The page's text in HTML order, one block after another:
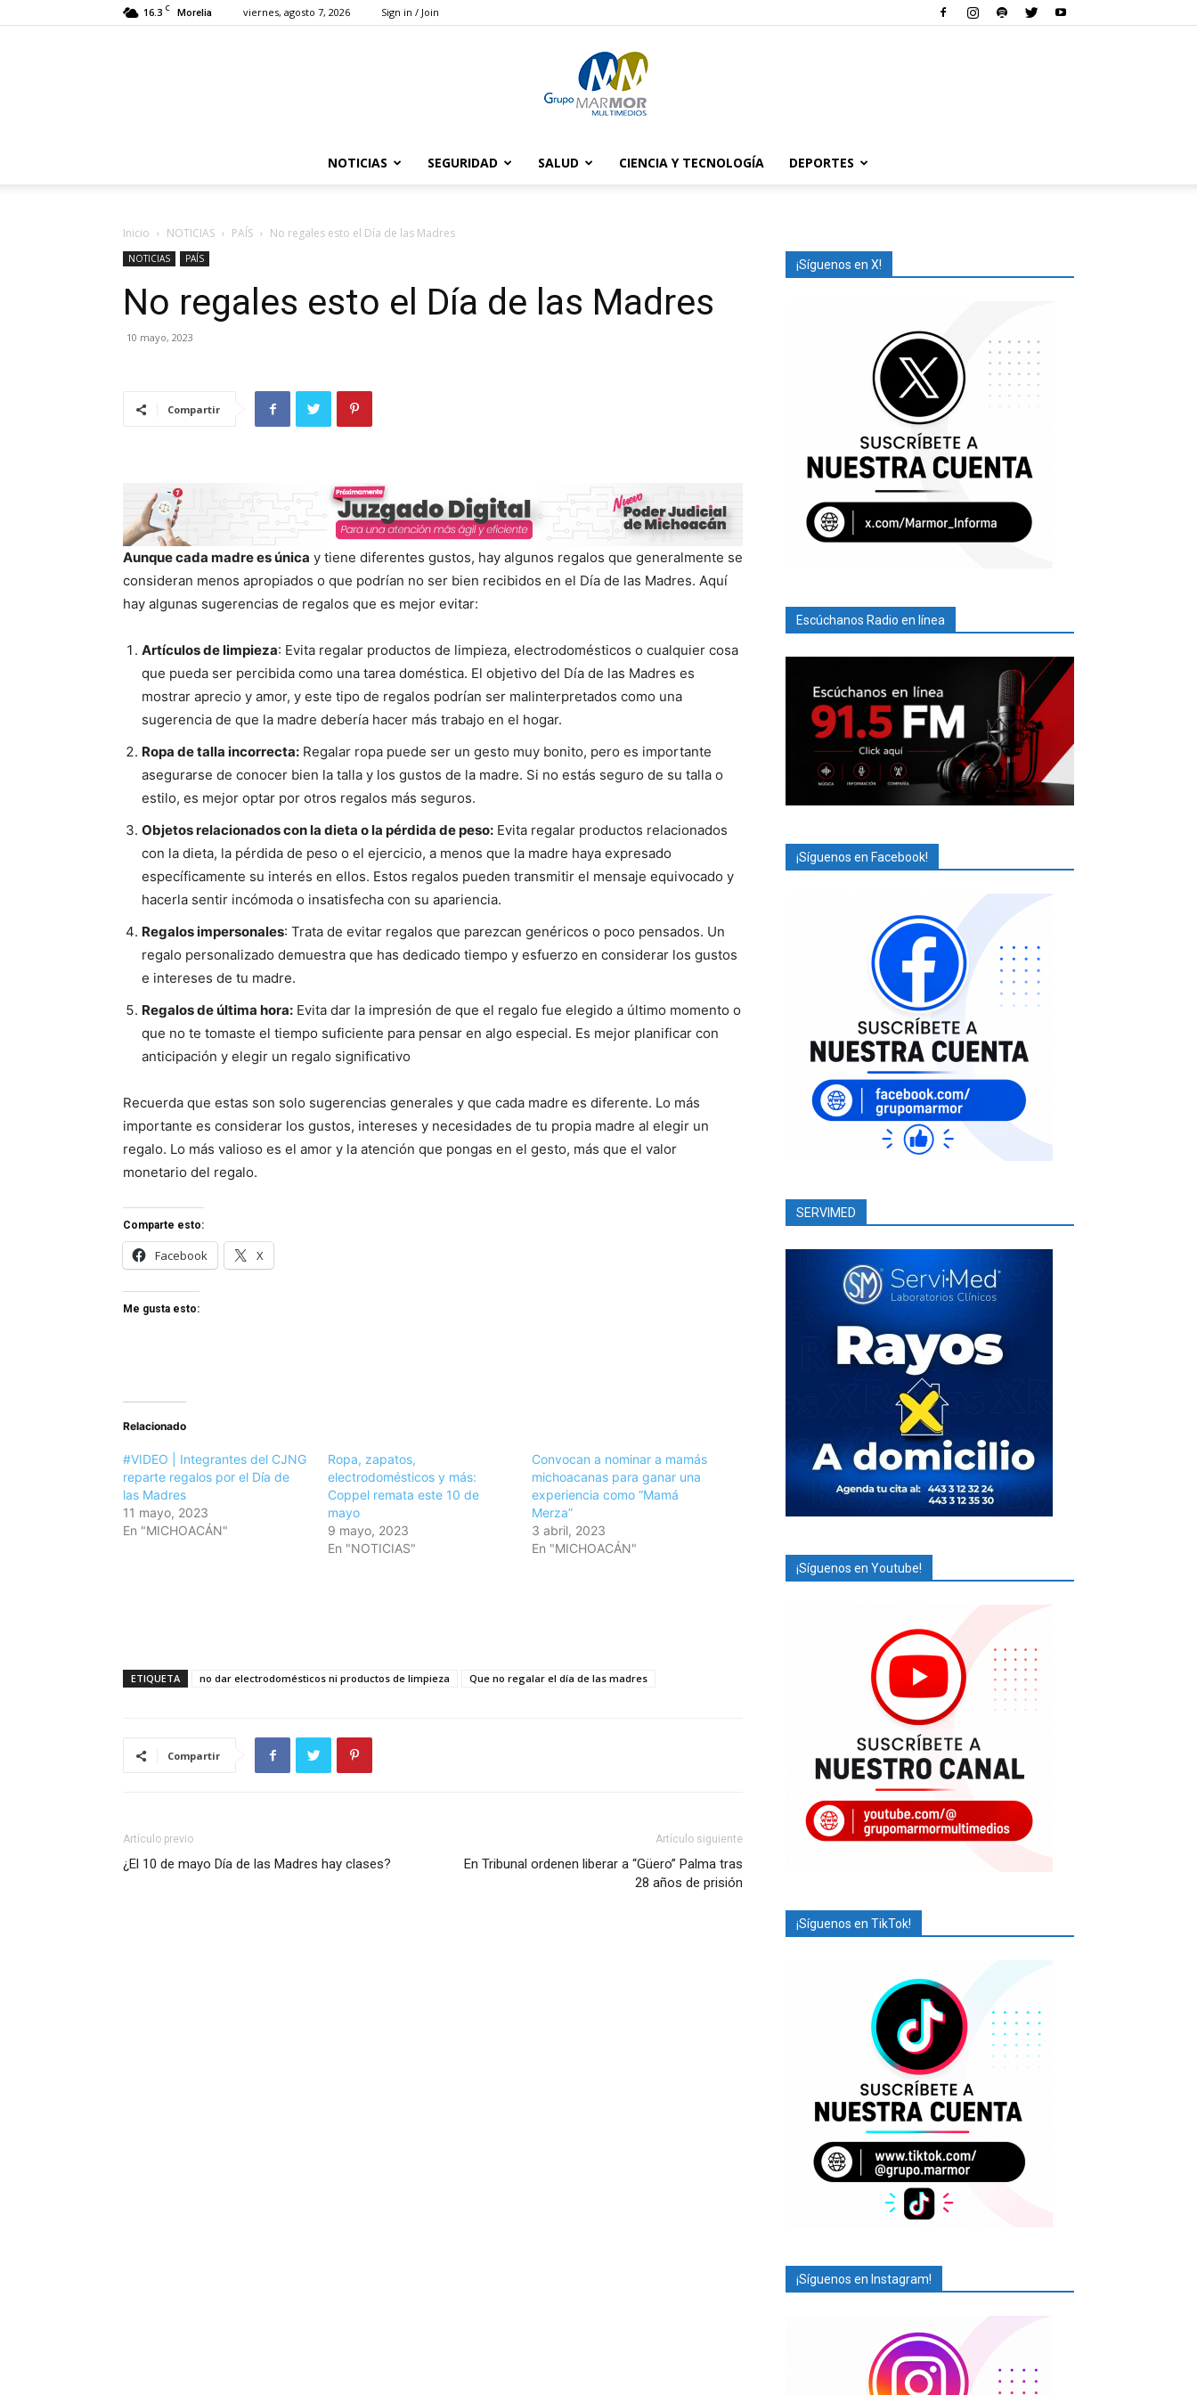
16.3 C Morelia viernes, agosto 7, 2026 Sign in / Join
Marmor
NOTICIAS SEGURIDAD SALUD CIENCIA Y TECNOLOGÍA DEPORTES
Inicio NOTICIAS PAÍS No regales esto el Día de las Madres
NOTICIAS PAÍS
No regales esto el Día de las Madres
10 mayo, 2023
Compartir
Aunque cada madre es única y tiene diferentes gustos, hay algunos regalos que generalmente se
consideran menos apropiados o que podrían no ser bien recibidos en el Día de las Madres. Aquí
hay algunas sugerencias de regalos que es mejor evitar:
Artículos de limpieza: Evita regalar productos de limpieza, electrodomésticos o cualquier cosa
que pueda ser percibida como una tarea doméstica. El objetivo del Día de las Madres es
mostrar aprecio y amor, y este tipo de regalos podrían ser malinterpretados como una
sugerencia de que la madre debería hacer más trabajo en el hogar.
Ropa de talla incorrecta: Regalar ropa puede ser un gesto muy bonito, pero es importante
asegurarse de conocer bien la talla y los gustos de la madre. Si no estás seguro de su talla o
estilo, es mejor optar por otros regalos más seguros.
Objetos relacionados con la dieta o la pérdida de peso: Evita regalar productos relacionados
con la dieta, la pérdida de peso o el ejercicio, a menos que la madre haya expresado
específicamente su interés en ellos. Estos regalos pueden transmitir el mensaje equivocado y
hacerla sentir incómoda o insatisfecha con su apariencia.
Regalos impersonales: Trata de evitar regalos que parezcan genéricos o poco pensados. Un
regalo personalizado demuestra que has dedicado tiempo y esfuerzo en considerar los gustos
e intereses de tu madre.
Regalos de última hora: Evita dar la impresión de que el regalo fue elegido a último momento o
que no te tomaste el tiempo suficiente para pensar en algo especial. Es mejor planificar con
anticipación y elegir un regalo significativo
Recuerda que estas son solo sugerencias generales y que cada madre es diferente. Lo más
importante es considerar los gustos, intereses y necesidades de tu propia madre al elegir un
regalo. Lo más valioso es el amor y la atención que pongas en el gesto, más que el valor
monetario del regalo.
Comparte esto:
Facebook X
Me gusta esto:
Relacionado
#VIDEO | Integrantes del CJNG
reparte regalos por el Día de
las Madres
11 mayo, 2023
En "MICHOACÁN"
Ropa, zapatos,
electrodomésticos y más:
Coppel remata este 10 de
mayo
9 mayo, 2023
En "NOTICIAS"
Convocan a nominar a mamás
michoacanas para ganar una
experiencia como “Mamá
Merza”
3 abril, 2023
En "MICHOACÁN"
ETIQUETA no dar electrodomésticos ni productos de limpieza Que no regalar el día de las madres
Compartir
Artículo previo
¿El 10 de mayo Día de las Madres hay clases?
Artículo siguiente
En Tribunal ordenen liberar a “Güero” Palma tras
28 años de prisión
¡Síguenos en X!
Escúchanos Radio en línea
¡Síguenos en Facebook!
SERVIMED
¡Síguenos en Youtube!
¡Síguenos en TikTok!
¡Síguenos en Instagram!